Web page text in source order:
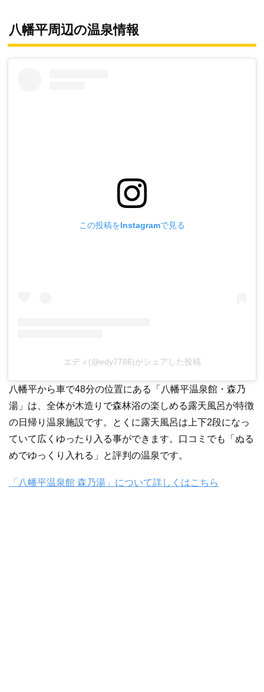
八幡平周辺の温泉情報
この投稿をInstagramで見る
エディ(@edy7786)がシェアした投稿
八幡平から車で48分の位置にある「八幡平温泉館・森乃
湯」は、全体が木造りで森林浴の楽しめる露天風呂が特徴
の日帰り温泉施設です。とくに露天風呂は上下2段になっ
ていて広くゆったり入る事ができます。口コミでも「ぬる
めでゆっくり入れる」と評判の温泉です。
「八幡平温泉館 森乃湯」について詳しくはこちら